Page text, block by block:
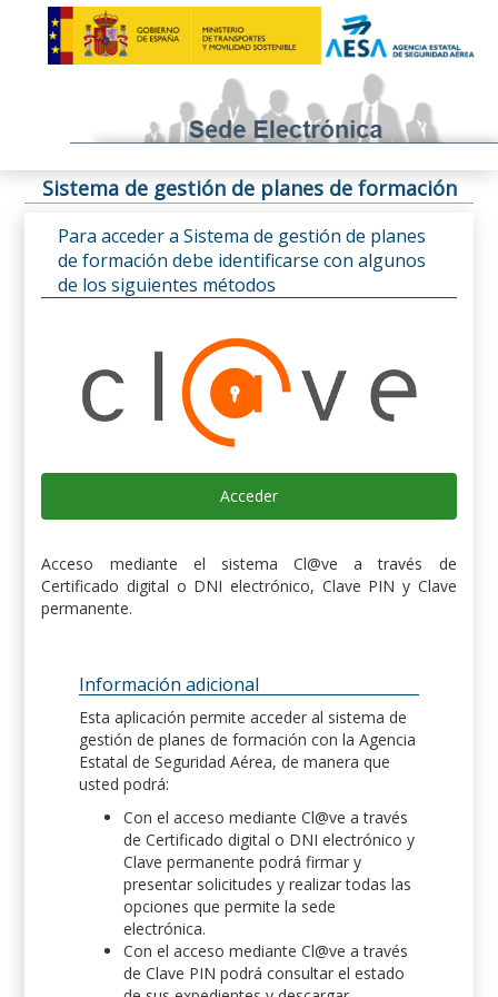
Sistema de gestión de planes de formación
Para acceder a Sistema de gestión de planes
de formación debe identificarse con algunos
de los siguientes métodos
Acceder
Acceso mediante el sistema Cl@ve a través de
Certificado digital o DNI electrónico, Clave PIN y Clave
permanente.
Información adicional
Esta aplicación permite acceder al sistema de
gestión de planes de formación con la Agencia
Estatal de Seguridad Aérea, de manera que
usted podrá:
Con el acceso mediante Cl@ve a través
de Certificado digital o DNI electrónico y
Clave permanente podrá firmar y
presentar solicitudes y realizar todas las
opciones que permite la sede
electrónica.
Con el acceso mediante Cl@ve a través
de Clave PIN podrá consultar el estado